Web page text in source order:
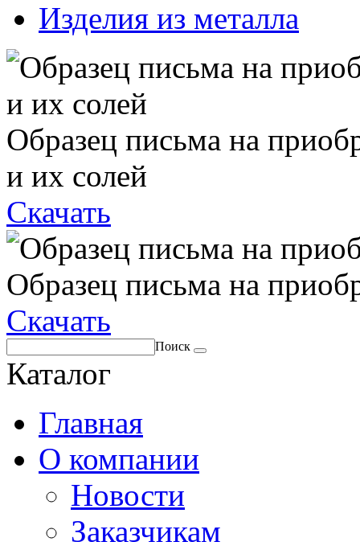
Изделия из металла
Образец письма на
и их солей
Скачать
Образец письма на
Скачать
Поиск
Каталог
Главная
О компании
Новости
Заказчикам